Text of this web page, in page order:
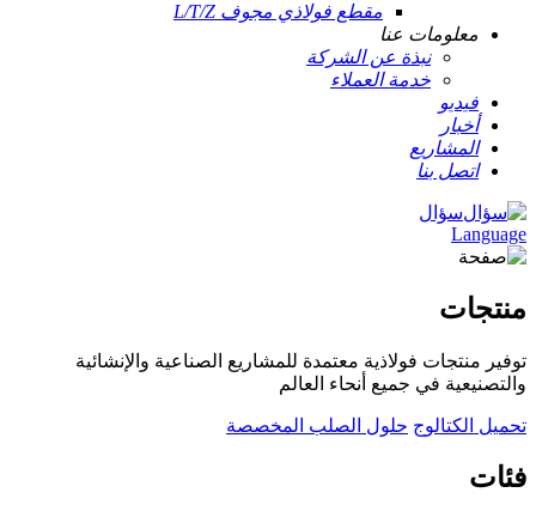
مقطع فولاذي مجوف L/T/Z
معلومات عنا
نبذة عن الشركة
خدمة العملاء
فيديو
أخبار
المشاريع
اتصل بنا
سؤال
Language
منتجات
توفير منتجات فولاذية معتمدة للمشاريع الصناعية والإنشائية
والتصنيعية في جميع أنحاء العالم
تحميل الكتالوج حلول الصلب المخصصة
فئات